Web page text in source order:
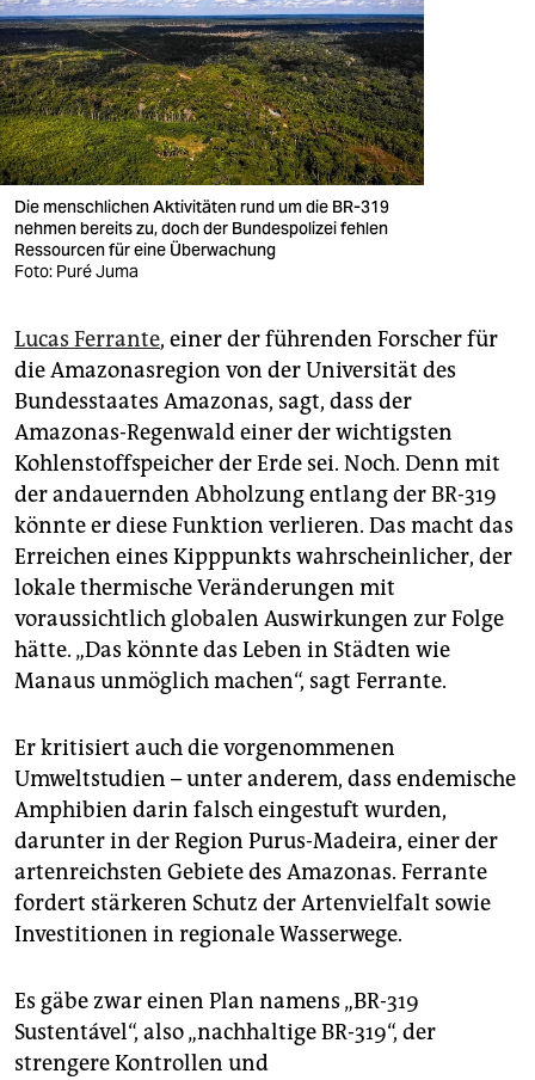
Die menschlichen Aktivitäten rund um die BR-319
nehmen bereits zu, doch der Bundespolizei fehlen
Ressourcen für eine Überwachung
Foto: Puré Juma
Lucas Ferrante, einer der führenden Forscher für
die Amazonasregion von der Universität des
Bundesstaates Amazonas, sagt, dass der
Amazonas-Regenwald einer der wichtigsten
Kohlenstoffspeicher der Erde sei. Noch. Denn mit
der andauernden Abholzung entlang der BR-319
könnte er diese Funktion verlieren. Das macht das
Erreichen eines Kipppunkts wahrscheinlicher, der
lokale thermische Veränderungen mit
voraussichtlich globalen Auswirkungen zur Folge
hätte. „Das könnte das Leben in Städten wie
Manaus unmöglich machen“, sagt Ferrante.
Er kritisiert auch die vorgenommenen
Umweltstudien – unter anderem, dass endemische
Amphibien darin falsch eingestuft wurden,
darunter in der Region Purus-Madeira, einer der
artenreichsten Gebiete des Amazonas. Ferrante
fordert stärkeren Schutz der Artenvielfalt sowie
Investitionen in regionale Wasserwege.
Es gäbe zwar einen Plan namens „BR-319
Sustentável“, also „nachhaltige BR-319“, der
strengere Kontrollen und